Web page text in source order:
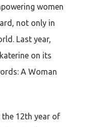
women
not only in
Last year,
on its
A Woman
the 12th year of